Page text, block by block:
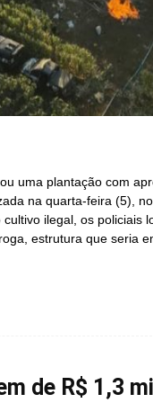
uma plantação com
na quarta-feira (5),
ilegal, os policiais
estrutura que seria
de R$ 1,3